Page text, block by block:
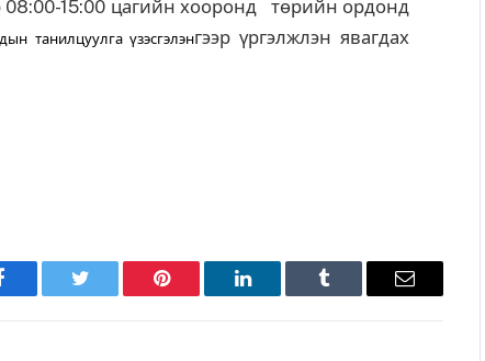
08:00-15:00 цагийн хооронд төрийн ордонд
танилцуулга үзэсгэлэнгээр үргэлжлэн явагдах
Twitter Pinterest LinkedIn Tumblr Имэйл